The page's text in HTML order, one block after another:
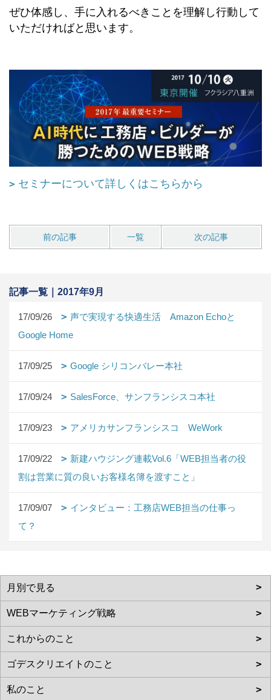
ぜひ体感し、手に入れるべきことを理解し行動して
いただければと思います。
セミナーについて詳しくはこちらから
前の記事 一覧 次の記事
記事一覧｜2017年9月
17/09/26
声で実現する快適生活 Amazon Echoと
Google Home
17/09/25 Google シリコンバレー本社
17/09/24 SalesForce、サンフランシスコ本社
17/09/23 アメリカサンフランシスコ WeWork
17/09/22
新建ハウジング連載Vol.6「WEB担当者の役
割は営業に質の良いお客様名簿を渡すこと」
17/09/07
インタビュー：工務店WEB担当の仕事っ
て？